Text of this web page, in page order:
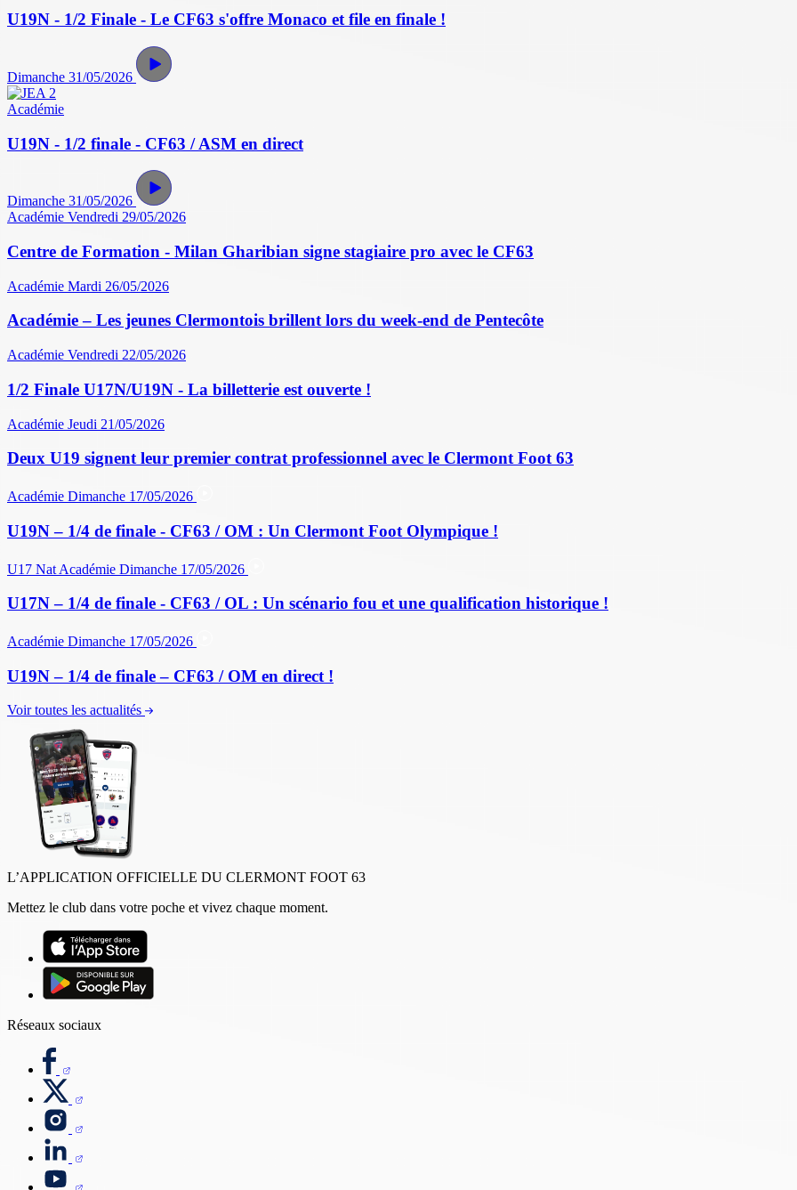
U19N - 1/2 Finale - Le CF63 s'offre Monaco et file en finale !
Dimanche 31/05/2026
Académie
U19N - 1/2 finale - CF63 / ASM en direct
Dimanche 31/05/2026
Académie Vendredi 29/05/2026
Centre de Formation - Milan Gharibian signe stagiaire pro avec le CF63
Académie Mardi 26/05/2026
Académie – Les jeunes Clermontois brillent lors du week-end de Pentecôte
Académie Vendredi 22/05/2026
1/2 Finale U17N/U19N - La billetterie est ouverte !
Académie Jeudi 21/05/2026
Deux U19 signent leur premier contrat professionnel avec le Clermont Foot 63
Académie Dimanche 17/05/2026
U19N – 1/4 de finale - CF63 / OM : Un Clermont Foot Olympique !
U17 Nat Académie Dimanche 17/05/2026
U17N – 1/4 de finale - CF63 / OL : Un scénario fou et une qualification historique !
Académie Dimanche 17/05/2026
U19N – 1/4 de finale – CF63 / OM en direct !
Voir toutes les actualités
L’APPLICATION OFFICIELLE DU CLERMONT FOOT 63
Mettez le club dans votre poche et vivez chaque moment.
Réseaux sociaux